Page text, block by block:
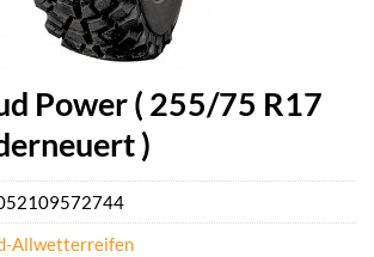
Power ( 255/75 R17
)
Allwetterreifen